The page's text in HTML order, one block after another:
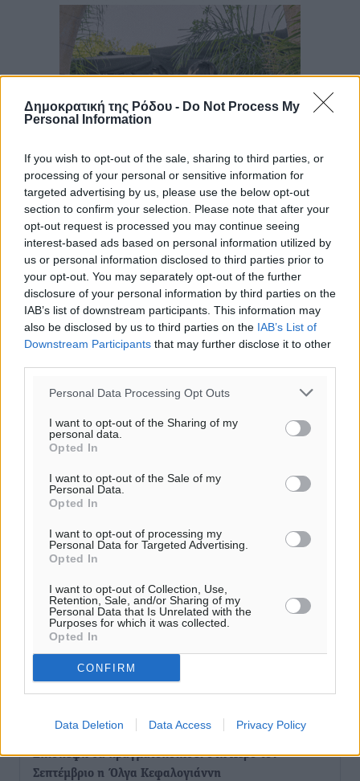
Δημοκρατική της Ρόδου - Do Not Process My
Personal Information
If you wish to opt-out of the sale, sharing to third parties, or
processing of your personal or sensitive information for
targeted advertising by us, please use the below opt-out
section to confirm your selection. Please note that after your
opt-out request is processed you may continue seeing
interest-based ads based on personal information utilized by
us or personal information disclosed to third parties prior to
your opt-out. You may separately opt-out of the further
disclosure of your personal information by third parties on the
IAB’s list of downstream participants. This information may
also be disclosed by us to third parties on the IAB’s List of
Downstream Participants that may further disclose it to other
Personal Data Processing Opt Outs
I want to opt-out of the Sharing of my
personal data.
Opted In
I want to opt-out of the Sale of my
Personal Data.
Opted In
I want to opt-out of processing my
Personal Data for Targeted Advertising.
Opted In
I want to opt-out of Collection, Use,
Retention, Sale, and/or Sharing of my
Personal Data that Is Unrelated with the
Purposes for which it was collected.
Opted In
CONFIRM
Data Deletion Data Access Privacy Policy
Ροή ειδήσεων
ιερό Ναό του Αγίου Νικολάου Παστίδας Μιχαήλ
Καψάλης
της ΔΕΘ
Ειδήσεις• πριν 5 ώρες
Από την παράδοση της Ρόδου στα ερευνητικά
εργαστήρια: Το μελεκούνι αποκτά διεθνές
επιστημονικό ενδιαφέρον
Επίσκεψη θα πραγματοποιήσει στη Λέρο τον
Σεπτέμβριο η Όλγα Κεφαλογιάννη